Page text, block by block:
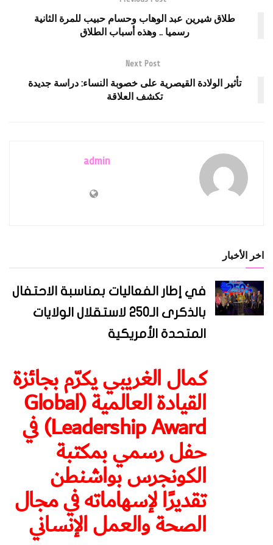
طلاق شيرين عبد الوهاب وحسام حبيب للمرة الثانية
رسميا .. وهذه أسباب الطلاق
Next Post
تأثير الولادة القيصرية على خصوبة النساء: دراسة جديدة
تكشف العلاقة
admin
اخر الأخبار
في إطار الفعاليات بمناسبة الاحتفال
بالذكرى الـ250 لاستقلال الولايات
المتحدة الأمريكية
كمال الغريبي يكرّم بجائزة
القيادة العالمية (Global
Leadership Award) في
حفل رسمي بمكتبة
الكونجرس بواشنطن
تقديرًا لإسهاماته في مجال
الصحة والعمل الإنساني